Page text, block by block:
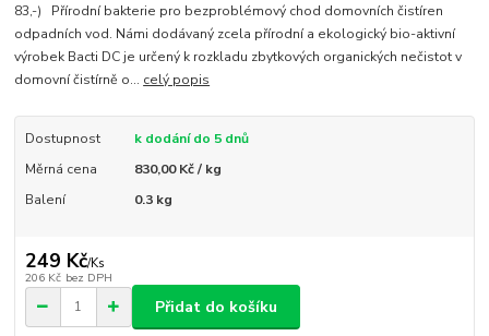
83,-) Přírodní bakterie pro bezproblémový chod domovních čistíren
odpadních vod. Námi dodávaný zcela přírodní a ekologický bio-aktivní
výrobek Bacti DC je určený k rozkladu zbytkových organických nečistot v
domovní čistírně o... celý popis
Dostupnost
k dodání do 5 dnů
Měrná cena
830,00 Kč / kg
Balení
0.3 kg
249 Kč/Ks
206 Kč bez DPH
Přidat do košíku